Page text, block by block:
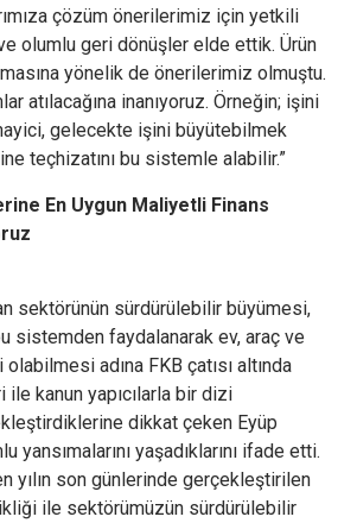
çözüm önerilerimiz için yetkili
olumlu geri dönüşler elde ettik. Ürün
yönelik de önerilerimiz olmuştu.
atılacağına inanıyoruz. Örneğin; işini
gelecekte işini büyütebilmek
teçhizatını bu sistemle alabilir.”
En Uygun Maliyetli Finans
sektörünün sürdürülebilir büyümesi,
sistemden faydalanarak ev, araç ve
adına FKB çatısı altında
kanun yapıcılarla bir dizi
dikkat çeken Eyüp
yansımalarını yaşadıklarını ifade etti.
yılın son günlerinde gerçekleştirilen
ile sektörümüzün sürdürülebilir